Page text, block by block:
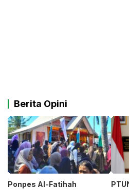
Berita Opini
Ponpes Al-Fatihah